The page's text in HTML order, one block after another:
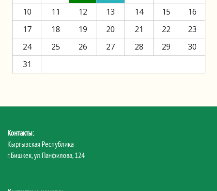
10
11 12 13 14 15
16
17
18 19 20 21 22
23
24
25 26 27 28 29
30
31
Контакты:
Кыргызская Республика
г.Бишкек, ул.Панфилова, 124